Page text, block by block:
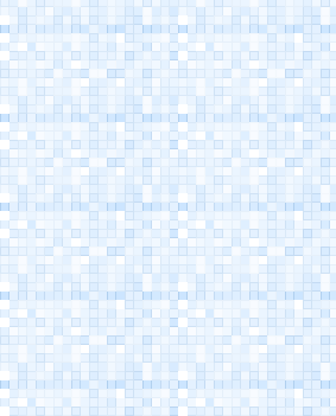
EuroCamp Cesenatico
Spazio Pantani -
Museo Marco Pantani
Cesenatico